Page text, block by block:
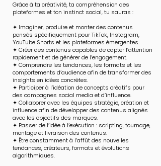
Grâce à ta créativité, ta compréhension des
plateformes et ton instinct social, tu sauras :
✦ Imaginer, produire et monter des contenus
pensés spécifiquement pour TikTok, Instagram,
YouTube Shorts et les plateformes émergentes.
✦ Créer des contenus capables de capter l’attention
rapidement et de générer de l’engagement.
✦ Comprendre les tendances, les formats et les
comportements d’audience afin de transformer des
insights en idées concrètes.
✦ Participer à l’idéation de concepts créatifs pour
des campagnes social media et d’influence.
✦ Collaborer avec les équipes stratégie, création et
influence afin de développer des contenus alignés
avec les objectifs des marques.
✦ Passer de l’idée à l’exécution : scripting, tournage,
montage et livraison des contenus.
✦ Être constamment à l’affût des nouvelles
tendances, créateurs, formats et évolutions
algorithmiques.